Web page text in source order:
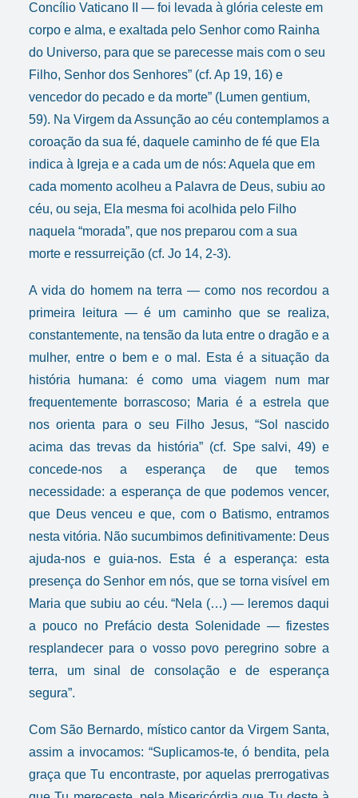
Concílio Vaticano II — foi levada à glória celeste em
corpo e alma, e exaltada pelo Senhor como Rainha
do Universo, para que se parecesse mais com o seu
Filho, Senhor dos Senhores” (cf. Ap 19, 16) e
vencedor do pecado e da morte” (Lumen gentium,
59). Na Virgem da Assunção ao céu contemplamos a
coroação da sua fé, daquele caminho de fé que Ela
indica à Igreja e a cada um de nós: Aquela que em
cada momento acolheu a Palavra de Deus, subiu ao
céu, ou seja, Ela mesma foi acolhida pelo Filho
naquela “morada”, que nos preparou com a sua
morte e ressurreição (cf. Jo 14, 2-3).
A vida do homem na terra — como nos recordou a
primeira leitura — é um caminho que se realiza,
constantemente, na tensão da luta entre o dragão e a
mulher, entre o bem e o mal. Esta é a situação da
história humana: é como uma viagem num mar
frequentemente borrascoso; Maria é a estrela que
nos orienta para o seu Filho Jesus, “Sol nascido
acima das trevas da história” (cf. Spe salvi, 49) e
concede-nos a esperança de que temos
necessidade: a esperança de que podemos vencer,
que Deus venceu e que, com o Batismo, entramos
nesta vitória. Não sucumbimos definitivamente: Deus
ajuda-nos e guia-nos. Esta é a esperança: esta
presença do Senhor em nós, que se torna visível em
Maria que subiu ao céu. “Nela (…) — leremos daqui
a pouco no Prefácio desta Solenidade — fizestes
resplandecer para o vosso povo peregrino sobre a
terra, um sinal de consolação e de esperança
segura”.
Com São Bernardo, místico cantor da Virgem Santa,
assim a invocamos: “Suplicamos-te, ó bendita, pela
graça que Tu encontraste, por aquelas prerrogativas